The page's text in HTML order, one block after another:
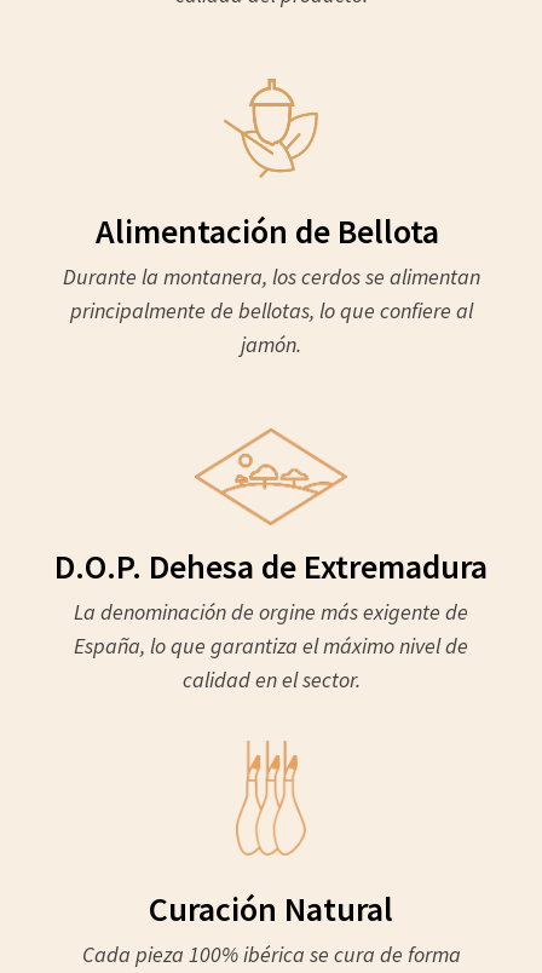
Alimentación de Bellota
Durante la montanera, los cerdos se alimentan
principalmente de bellotas, lo que confiere al
jamón.
D.O.P. Dehesa de Extremadura
La denominación de orgine más exigente de
España, lo que garantiza el máximo nivel de
calidad en el sector.
Curación Natural
Cada pieza 100% ibérica se cura de forma